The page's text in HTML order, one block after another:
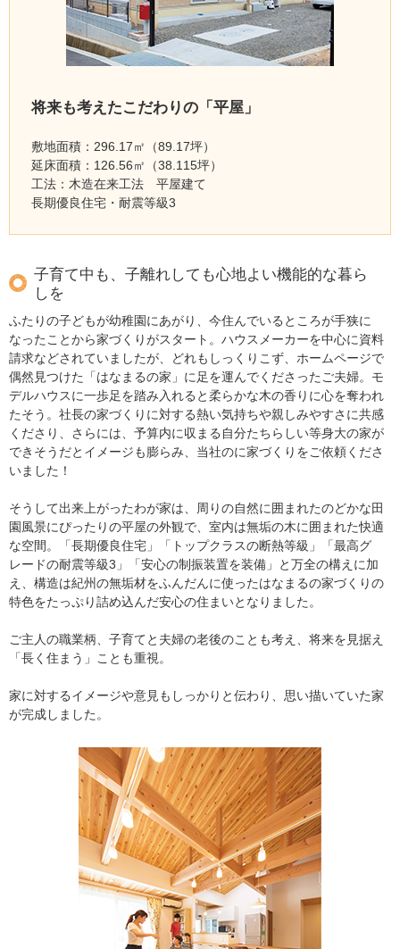
将来も考えたこだわりの「平屋」
敷地面積：296.17㎡（89.17坪）
延床面積：126.56㎡（38.115坪）
工法：木造在来工法 平屋建て
長期優良住宅・耐震等級3
子育て中も、子離れしても心地よい機能的な暮ら
しを
ふたりの子どもが幼稚園にあがり、今住んでいるところが手狭に
なったことから家づくりがスタート。ハウスメーカーを中心に資料
請求などされていましたが、どれもしっくりこず、ホームページで
偶然見つけた「はなまるの家」に足を運んでくださったご夫婦。モ
デルハウスに一歩足を踏み入れると柔らかな木の香りに心を奪われ
たそう。社長の家づくりに対する熱い気持ちや親しみやすさに共感
くださり、さらには、予算内に収まる自分たちらしい等身大の家が
できそうだとイメージも膨らみ、当社のに家づくりをご依頼くださ
いました！
そうして出来上がったわが家は、周りの自然に囲まれたのどかな田
園風景にぴったりの平屋の外観で、室内は無垢の木に囲まれた快適
な空間。「長期優良住宅」「トップクラスの断熱等級」「最高グ
レードの耐震等級3」「安心の制振装置を装備」と万全の構えに加
え、構造は紀州の無垢材をふんだんに使ったはなまるの家づくりの
特色をたっぷり詰め込んだ安心の住まいとなりました。
ご主人の職業柄、子育てと夫婦の老後のことも考え、将来を見据え
「長く住まう」ことも重視。
家に対するイメージや意見もしっかりと伝わり、思い描いていた家
が完成しました。